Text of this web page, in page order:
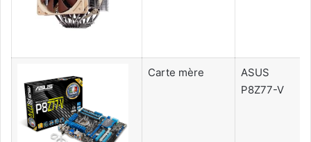
Carte mère
ASUS
P8Z77-V